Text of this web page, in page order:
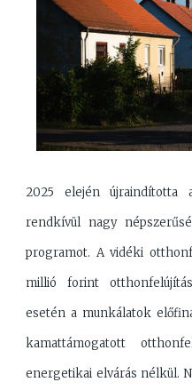
2025 elején újraindította
rendkívül nagy
programot. A vidéki
millió forint
esetén a munkálatok
kamattámogatott
energetikai elvárás nélkül.